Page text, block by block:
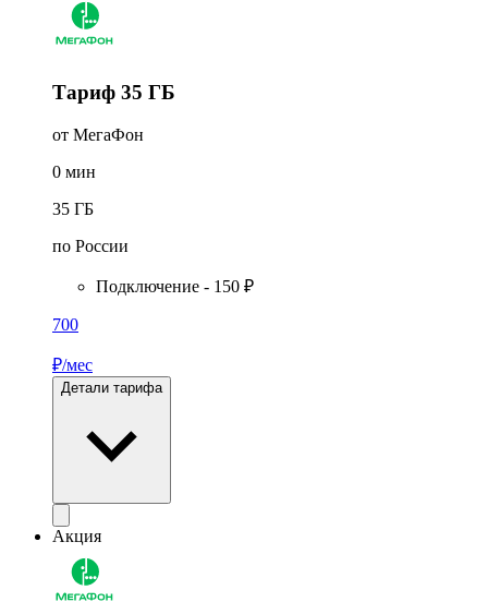
Тариф 35 ГБ
от МегаФон
0 мин
35 ГБ
по России
Подключение - 150 ₽
700
₽/мес
Детали тарифа
Акция